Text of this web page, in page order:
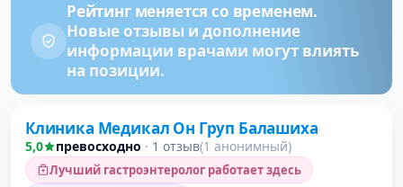
Рейтинг меняется со временем.
Новые отзывы и дополнение
информации врачами могут влиять
на позиции.
Клиника Медикал Он Груп Балашиха
5,0 превосходно · 1 отзыв(1 анонимный)
Лучший гастроэнтеролог работает здесь